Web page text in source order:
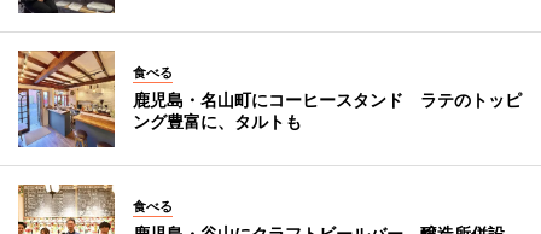
食べる
鹿児島・名山町にコーヒースタンド ラテのトッピ
ング豊富に、タルトも
食べる